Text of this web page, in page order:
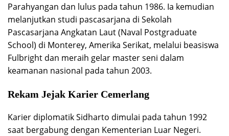
Parahyangan dan lulus pada tahun 1986. Ia kemudian
melanjutkan studi pascasarjana di Sekolah
Pascasarjana Angkatan Laut (Naval Postgraduate
School) di Monterey, Amerika Serikat, melalui beasiswa
Fulbright dan meraih gelar master seni dalam
keamanan nasional pada tahun 2003.
Rekam Jejak Karier Cemerlang
Karier diplomatik Sidharto dimulai pada tahun 1992
saat bergabung dengan Kementerian Luar Negeri.